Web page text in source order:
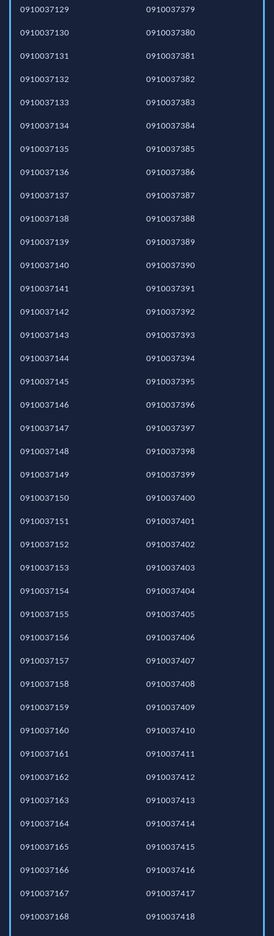
0910037129
0910037130
0910037131
0910037132
0910037133
0910037134
0910037135
0910037136
0910037137
0910037138
0910037139
0910037140
0910037141
0910037142
0910037143
0910037144
0910037145
0910037146
0910037147
0910037148
0910037149
0910037150
0910037151
0910037152
0910037153
0910037154
0910037155
0910037156
0910037157
0910037158
0910037159
0910037160
0910037161
0910037162
0910037163
0910037164
0910037165
0910037166
0910037167
0910037168
0910037379
0910037380
0910037381
0910037382
0910037383
0910037384
0910037385
0910037386
0910037387
0910037388
0910037389
0910037390
0910037391
0910037392
0910037393
0910037394
0910037395
0910037396
0910037397
0910037398
0910037399
0910037400
0910037401
0910037402
0910037403
0910037404
0910037405
0910037406
0910037407
0910037408
0910037409
0910037410
0910037411
0910037412
0910037413
0910037414
0910037415
0910037416
0910037417
0910037418